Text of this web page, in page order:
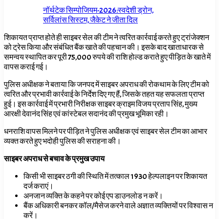
नॉर्थटेक सिम्पोजियम-2026:स्वदेशी ड्रोन,
सर्विलांस सिस्टम, जैकेट ने जीता दिल
शिकायत प्राप्त होते ही साइबर सेल की टीम ने त्वरित कार्रवाई करते हुए ट्रांजेक्शन
को ट्रेस किया और संबंधित बैंक खाते की पहचान की। इसके बाद खाताधारक से
समन्वय स्थापित कर पूरी 75,000 रुपये की राशि होल्ड कराते हुए पीड़ित के खाते में
वापस कराई गई।
पुलिस अधीक्षक ने बताया कि जनपद में साइबर अपराध की रोकथाम के लिए टीम को
त्वरित और प्रभावी कार्रवाई के निर्देश दिए गए हैं, जिसके तहत यह सफलता प्राप्त
हुई। इस कार्रवाई में प्रभारी निरीक्षक साइबर क्राइम विजय प्रताप सिंह, मुख्य
आरक्षी देवानंद सिंह एवं कांस्टेबल सदानंद की प्रमुख भूमिका रही।
धनराशि वापस मिलने पर पीड़ित ने पुलिस अधीक्षक एवं साइबर सेल टीम का आभार
व्यक्त करते हुए भदोही पुलिस की सराहना की।
साइबर अपराध से बचाव के प्रमुख उपाय
किसी भी साइबर ठगी की स्थिति में तत्काल 1930 हेल्पलाइन पर शिकायत
दर्ज कराएं।
अनजान व्यक्ति के कहने पर कोई एप डाउनलोड न करें।
बैंक अधिकारी बनकर कॉल/मैसेज करने वाले अज्ञात व्यक्तियों पर विश्वास न
करें।